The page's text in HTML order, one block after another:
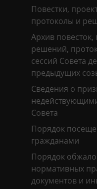
Повестки,
протоколы и
Архив повесток,
решений,
сессий Совета
предыдущих
Сведения о
Совета
Порядок
гражданами
Порядок
нормативных
документов и